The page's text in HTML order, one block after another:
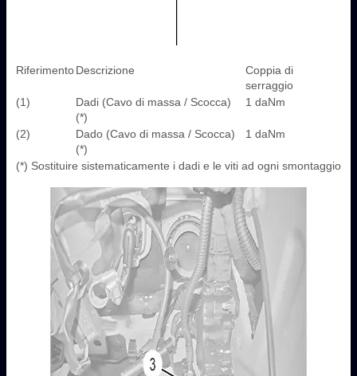
RiferimentoDescrizione
Coppia di
serraggio
(1)
Dadi (Cavo di massa / Scocca)
(*)
1 daNm
(2)
Dado (Cavo di massa / Scocca)
(*)
1 daNm
(*) Sostituire sistematicamente i dadi e le viti ad ogni smontaggio